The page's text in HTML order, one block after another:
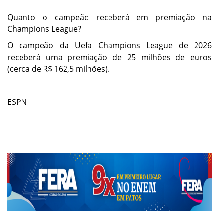
Quanto o campeão receberá em premiação na
Champions League?
O campeão da Uefa Champions League de 2026
receberá uma premiação de 25 milhões de euros
(cerca de R$ 162,5 milhões).
ESPN